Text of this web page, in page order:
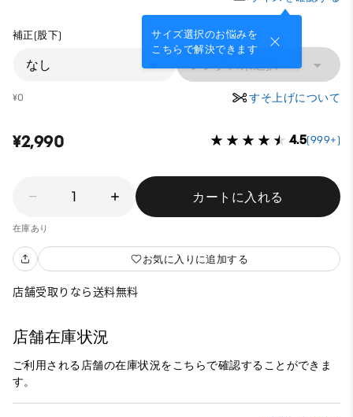
サイズ選択のお悩みを
こちらで解決できます
補正(股下)
なし レングス未選択
¥0 すそ上げについて
¥2,990 4.5(999+)
1 カートに入れる
在庫あり
お気に入りに追加する
店舗受取りなら送料無料
店舗在庫状況
ご利用される店舗の在庫状況をこちらで確認することができま
す。